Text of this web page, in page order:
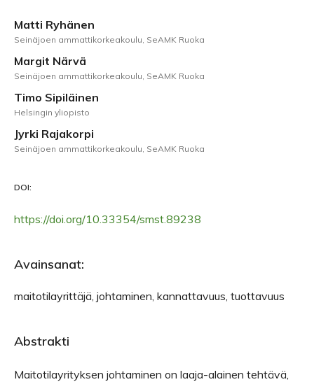
Matti Ryhänen
Seinäjoen ammattikorkeakoulu, SeAMK Ruoka
Margit Närvä
Seinäjoen ammattikorkeakoulu, SeAMK Ruoka
Timo Sipiläinen
Helsingin yliopisto
Jyrki Rajakorpi
Seinäjoen ammattikorkeakoulu, SeAMK Ruoka
DOI:
https://doi.org/10.33354/smst.89238
Avainsanat:
maitotilayrittäjä, johtaminen, kannattavuus, tuottavuus
Abstrakti
Maitotilayrityksen johtaminen on laaja-alainen tehtävä,